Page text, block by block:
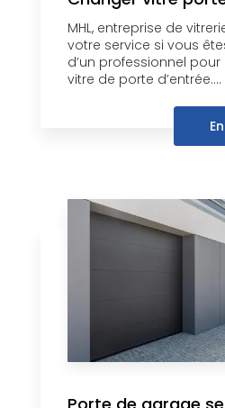
MHL, entreprise de
votre service si vous
d’un professionnel
vitre de porte d’entrée....